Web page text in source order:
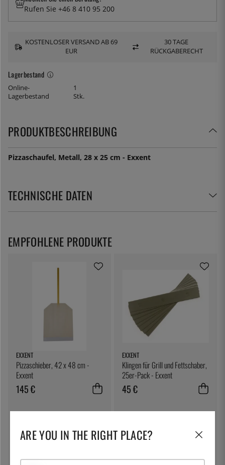
Lagerbestand
Online-
Lagerbestand
1
Stk.
Rufen Sie +46 8 410 95 200
KOSTENLOSER VERSAND AB 69
EUR
30 TAGE
RÜCKGABERECHT
PRODUKTBESCHREIBUNG
Pizzaschaufel, Metall, 28 x 25 cm - Exxent
TECHNISCHE DATEN
EXXENT
Pizzaschieber, 42 x 48 cm -
Exxent
145 €
EXXENT
Klingen für Grill und Fettschaber,
25er-Pack - Exxent
45 €
EMPFOHLENE PRODUKTE
ARE YOU IN THE RIGHT PLACE?